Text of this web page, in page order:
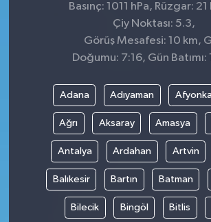
Basınç: 1011 hPa, Rüzgar:
Çiy Noktası: 5.3,
Görüş Mesafesi: 10 km,
Doğumu: 7:16, Gün Batımı:
Adana Adıyaman
Ağrı Aksaray Amasya
Antalya Ardahan Artvin
Balıkesir Bartın Batman
Bilecik Bingöl Bitlis